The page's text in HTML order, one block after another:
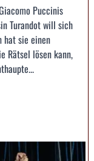
Puccinis
Turandot will sich
hat sie einen
Rätsel lösen kann,